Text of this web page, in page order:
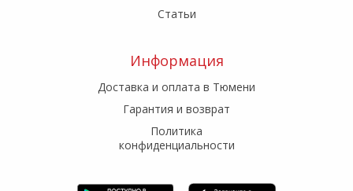
Статьи
Информация
Доставка и оплата в Тюмени
Гарантия и возврат
Политика
конфиденциальности